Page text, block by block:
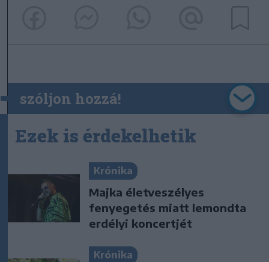
szóljon hozzá!
Ezek is érdekelhetik
Krónika
Majka életveszélyes
fenyegetés miatt lemondta
erdélyi koncertjét
Krónika